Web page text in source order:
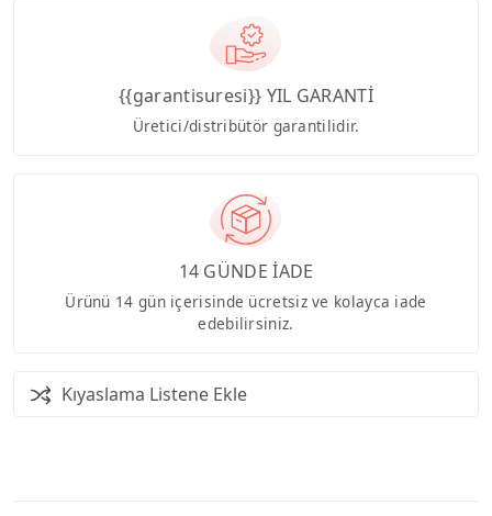
{{garantisuresi}} YIL GARANTİ
Üretici/distribütör garantilidir.
14 GÜNDE İADE
Ürünü 14 gün içerisinde ücretsiz ve kolayca iade
edebilirsiniz.
Kıyaslama Listene Ekle